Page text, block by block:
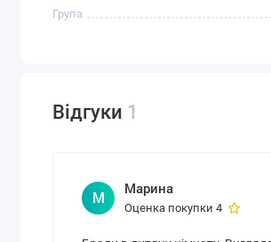
Група
Відгуки 1
М
Марина
Оценка покупки 4